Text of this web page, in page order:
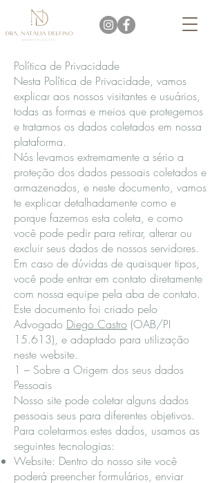
Política de Privacidade
Nesta Política de Privacidade, vamos
explicar aos nossos visitantes e usuários,
todas as formas e meios que protegemos
e tratamos os dados coletados em nossa
plataforma.
Nós levamos extremamente a sério a
proteção dos dados pessoais coletados e
armazenados, e neste documento, vamos
te explicar detalhadamente como e
porque fazemos esta coleta, e como
você pode pedir para retirar, alterar ou
excluir seus dados de nossos servidores.
Em caso de dúvidas de quaisquer tipos,
você pode entrar em contato diretamente
com nossa equipe pela aba de contato.
Este documento foi criado pelo
Advogado Diego Castro (OAB/PI
15.613), e adaptado para utilização
neste website.
1 – Sobre a Origem dos seus dados
Pessoais
Nosso site pode coletar alguns dados
pessoais seus para diferentes objetivos.
Para coletarmos estes dados, usamos as
seguintes tecnologias:
Website: Dentro do nosso site você
poderá preencher formulários, enviar